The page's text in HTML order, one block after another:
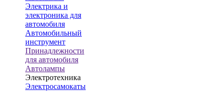
Электрика и
электроника для
автомобиля
Автомобильный
инструмент
Принадлежности
для автомобиля
Автолампы
Электротехника
Электросамокаты